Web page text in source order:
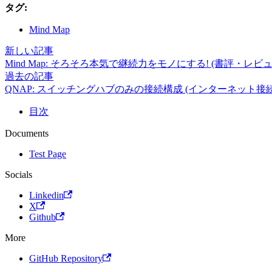
タグ:
Mind Map
新しい記事
Mind Map: そろそろ本気で継続力をモノにする! (書評・レビ
過去の記事
QNAP: スイッチングハブのみの接続構成 (インターネット接
目次
Documents
Test Page
Socials
Linkedin
X
Github
More
GitHub Repository